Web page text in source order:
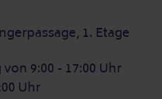
1. Etage
9:00 - 17:00 Uhr
Uhr